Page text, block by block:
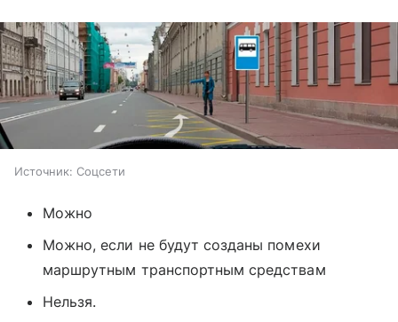
Источник: Соцсети
Можно
Можно, если не будут созданы помехи
маршрутным транспортным средствам
Нельзя.